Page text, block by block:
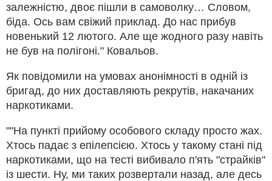
залежністю, двоє пішли в самоволку… Словом,
біда. Ось вам свіжий приклад. До нас прибув
новенький 12 лютого. Але ще жодного разу навіть
не був на полігоні." Ковальов.
Як повідомили на умовах анонімності в одній із
бригад, до них доставляють рекрутів, накачаних
наркотиками.
""На пункті прийому особового складу просто жах.
Хтось падає з епілепсією. Хтось у такому стані під
наркотиками, що на тесті вибивало п'ять "страйків"
із шести. Ну, ми таких розвертали назад, але десь